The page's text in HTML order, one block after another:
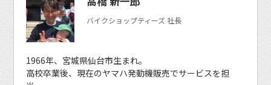
バイクショップティーズ 社長
1966年、宮城県仙台市生まれ。
高校卒業後、現在のヤマハ発動機販売でサービスを担